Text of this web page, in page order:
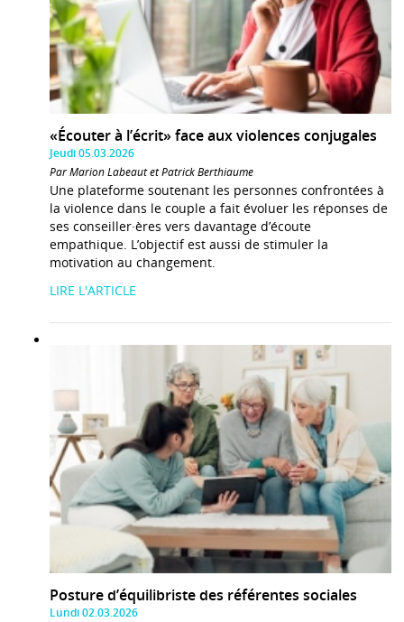
«Écouter à l’écrit» face aux violences conjugales
Jeudi 05.03.2026
Par Marion Labeaut et Patrick Berthiaume
Une plateforme soutenant les personnes confrontées à
la violence dans le couple a fait évoluer les réponses de
ses conseiller·ères vers davantage d’écoute
empathique. L’objectif est aussi de stimuler la
motivation au changement.
LIRE L'ARTICLE
Posture d’équilibriste des référentes sociales
Lundi 02.03.2026